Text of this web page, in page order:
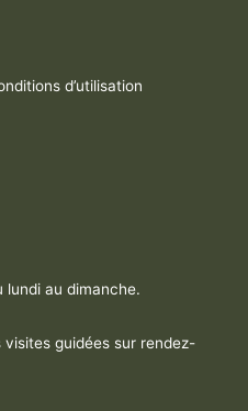
d’utilisation
lundi au dimanche.
visites guidées sur rendez-